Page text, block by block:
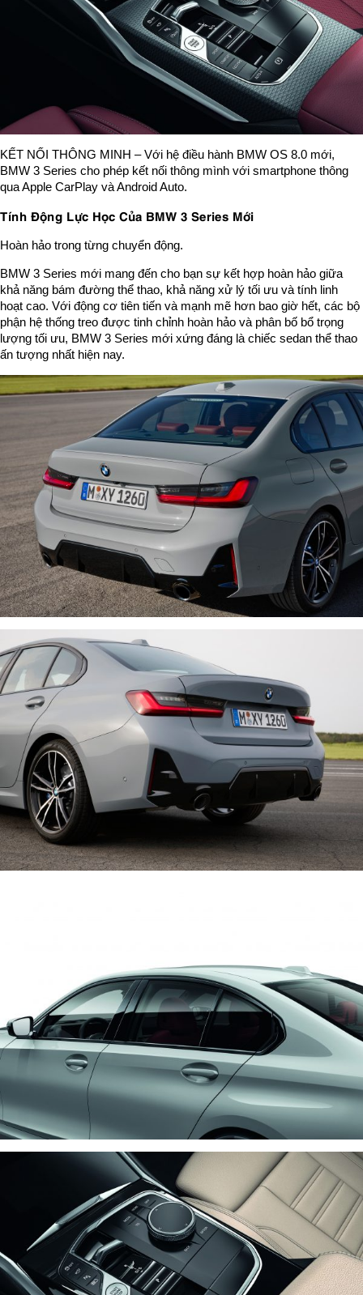
KẾT NỐI THÔNG MINH – Với hệ điều hành BMW OS 8.0 mới,
BMW 3 Series cho phép kết nối thông mình với smartphone thông
qua Apple CarPlay và Android Auto.
Tính Động Lực Học Của BMW 3 Series Mới
Hoàn hảo trong từng chuyển động.
BMW 3 Series mới mang đến cho bạn sự kết hợp hoàn hảo giữa
khả năng bám đường thể thao, khả năng xử lý tối ưu và tính linh
hoạt cao. Với động cơ tiên tiến và mạnh mẽ hơn bao giờ hết, các bộ
phận hệ thống treo được tinh chỉnh hoàn hảo và phân bố bổ trọng
lượng tối ưu, BMW 3 Series mới xứng đáng là chiếc sedan thể thao
ấn tượng nhất hiện nay.